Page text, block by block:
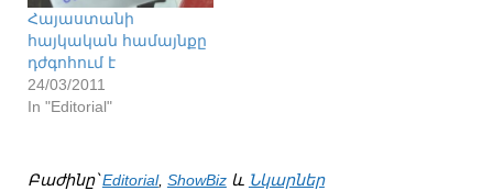
Հայաստանի
հայկական համայնքը
դժգոհում է
24/03/2011
In "Editorial"
Բաժինը՝Editorial, ShowBizև Նկարներ